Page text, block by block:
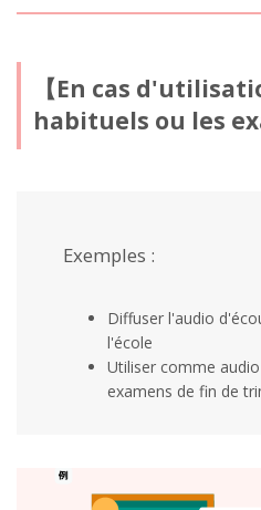
【En cas
habituels ou les
Exemples :
Diffuser l'audio
l'école
Utiliser comme
examens de fin de